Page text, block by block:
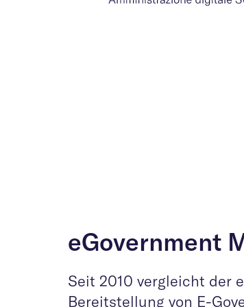
eGovernment
Seit 2010 vergleicht der
Bereitstellung von E-